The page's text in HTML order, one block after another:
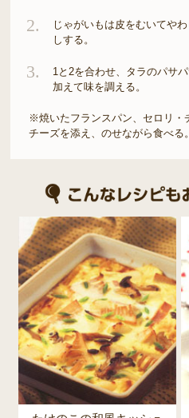
2.
じゃがいもは皮をむいてや
しする。
3.
1と2を合わせ、タラのパサ
加えて味を調える。
※焼いたフランスパン、セロリ・
チーズを添え、のせながら食べる。